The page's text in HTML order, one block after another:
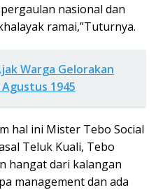
nasional dan
ramai,”Tuturnya.
Warga Gelorakan
1945
hal ini Mister Tebo Social
Teluk Kuali, Tebo
hangat dari kalangan
management dan ada